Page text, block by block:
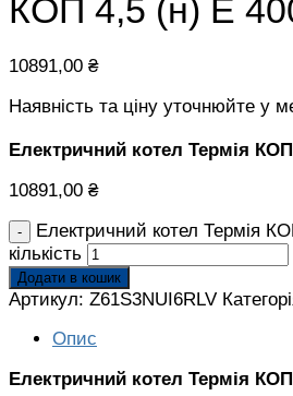
КОП 4,5 (н) Е
10891,00 ₴
Наявність та ціну уточнюйте у
Електричний котел Термія
10891,00 ₴
Електричний котел Термія
кількість
Додати в кошик
Артикул: Z61S3NUI6RLV
Опис
Електричний котел Термія